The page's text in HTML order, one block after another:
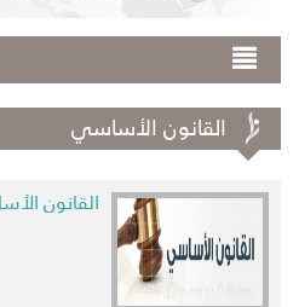
القانون الأساسي
القانون